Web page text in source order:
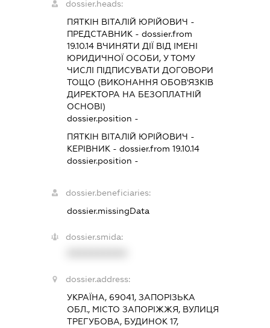
dossier.heads:
ПЯТКІН ВІТАЛІЙ ЮРІЙОВИЧ -
ПРЕДСТАВНИК - dossier.from
19.10.14 ВЧИНЯТИ ДІЇ ВІД ІМЕНІ
ЮРИДИЧНОЇ ОСОБИ, У ТОМУ
ЧИСЛІ ПІДПИСУВАТИ ДОГОВОРИ
ТОЩО (ВИКОНАННЯ ОБОВ'ЯЗКІВ
ДИРЕКТОРА НА БЕЗОПЛАТНІЙ
ОСНОВІ)
dossier.position -
ПЯТКІН ВІТАЛІЙ ЮРІЙОВИЧ -
КЕРІВНИК - dossier.from 19.10.14
dossier.position -
dossier.beneficiaries:
dossier.missingData
dossier.smida:
dossier.address:
УКРАЇНА, 69041, ЗАПОРІЗЬКА
ОБЛ., МІСТО ЗАПОРІЖЖЯ, ВУЛИЦЯ
ТРЕГУБОВА, БУДИНОК 17,